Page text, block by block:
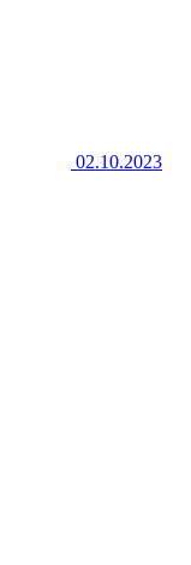
02.10.2023